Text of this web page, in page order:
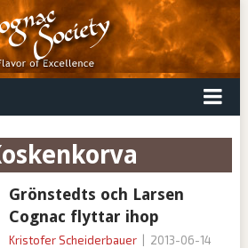
koskenkorva
Grönstedts och Larsen
Cognac flyttar ihop
Kristofer Scheiderbauer 2013-06-14